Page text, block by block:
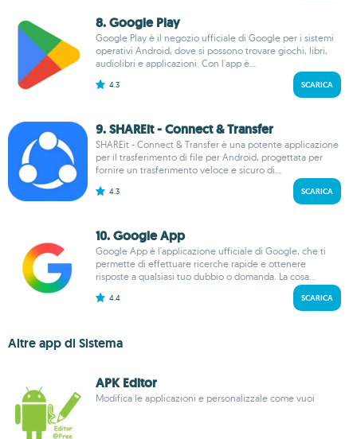
8. Google Play
Google Play è il negozio ufficiale di Google per i sistemi
operativi Android, dove si possono trovare giochi, libri,
audiolibri e applicazioni. Con l'app è...
4.3 SCARICA
9. SHAREit - Connect & Transfer
SHAREit - Connect & Transfer è una potente applicazione
per il trasferimento di file per Android, progettata per
fornire un trasferimento veloce e sicuro di...
4.3 SCARICA
10. Google App
Google App è l'applicazione ufficiale di Google, che ti
permette di effettuare ricerche rapide e ottenere
risposte a qualsiasi tuo dubbio o domanda. La cosa...
4.4 SCARICA
Altre app di Sistema
APK Editor
Modifica le applicazioni e personalizzale come vuoi